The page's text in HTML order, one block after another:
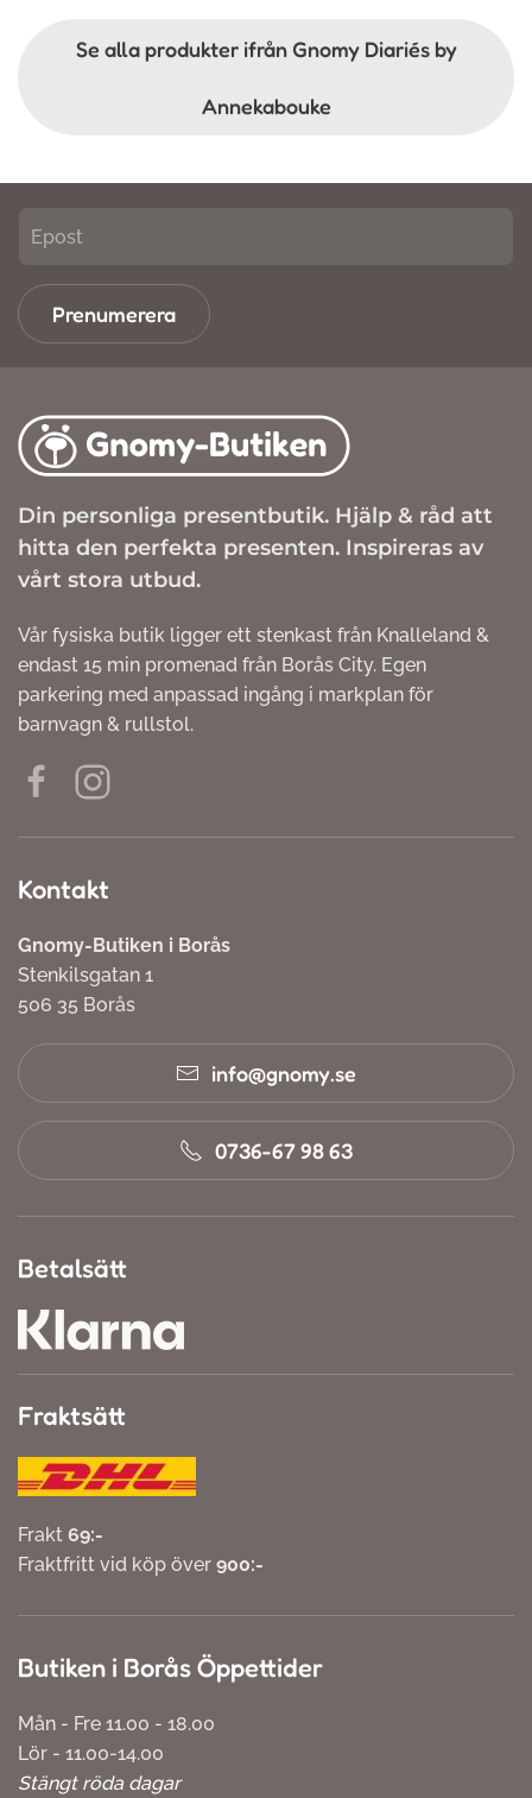
Se alla produkter ifrån Gnomy Diariés by
Annekabouke
Prenumerera
Din personliga presentbutik. Hjälp & råd att
hitta den perfekta presenten. Inspireras av
vårt stora utbud.
Vår fysiska butik ligger ett stenkast från Knalleland &
endast 15 min promenad från Borås City. Egen
parkering med anpassad ingång i markplan för
barnvagn & rullstol.
Kontakt
Gnomy-Butiken i Borås
Stenkilsgatan 1
506 35 Borås
info@gnomy.se
0736-67 98 63
Betalsätt
Fraktsätt
Frakt 69:-
Fraktfritt vid köp över 900:-
Butiken i Borås Öppettider
Mån - Fre 11.00 - 18.00
Lör - 11.00-14.00
Stängt röda dagar